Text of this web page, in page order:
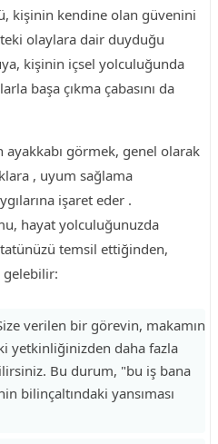
kişinin kendine olan güvenini
olaylara dair duyduğu
kişinin içsel yolculuğunda
başa çıkma çabasını da
ayakkabı görmek, genel olarak
, uyum sağlama
işaret eder .
hayat yolculuğunuzda
temsil ettiğinden,
gelebilir:
verilen bir görevin, makamın
yetkinliğinizden daha fazla
Bu durum, "bu iş bana
bilinçaltındaki yansıması